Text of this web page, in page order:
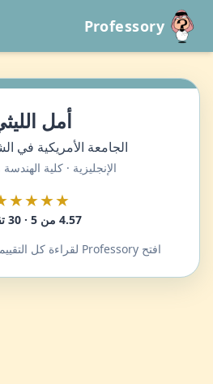
Professory
أمل
الجامعة الأمريكية في
الإنجليزية · كلية الهندسة
4.57 من 5 · 30 تقييم
افتح Professory لقراءة كل التقييمات ومشاركة تجربتك